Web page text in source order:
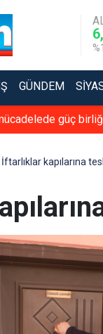
GÜNDEM
güç
İftarlıklar kapılarına